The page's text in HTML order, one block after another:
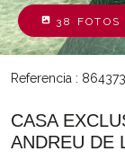
38 FOTOS
Referencia :
CASA
ANDREU DE